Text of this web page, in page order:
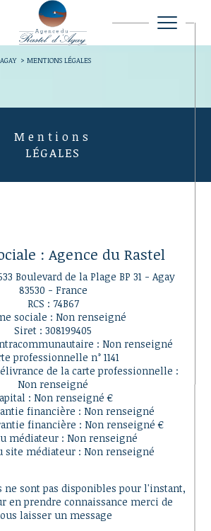
MENTIONS LÉGALES
Mentions
LÉGALES
: Agence du Rastel
Boulevard de la Plage BP 31 - Agay
83530 - France
RCS : 74B67
sociale : Non renseigné
Siret : 308199405
: Non renseigné
professionnelle n° 1141
de la carte professionnelle :
Non renseigné
: Non renseigné €
financière : Non renseigné
financière : Non renseigné €
médiateur : Non renseigné
site médiateur : Non renseigné
ne sont pas disponibles pour l'instant,
en prendre connaissance merci de
laisser un message